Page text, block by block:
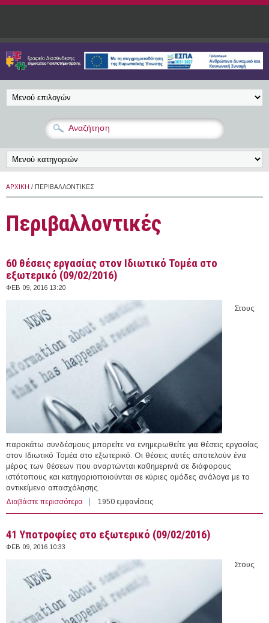
Παράκαμψη προς το κυρίως περιεχόμενο
ΑΡΧΙΚΉ / ΠΕΡΙΒΑΛΛΟΝΤΙΚΈΣ
Περιβαλλοντικές
60 θέσεις εργασίας στον Ιδιωτικό Τομέα στο
εξωτερικό (09/02/2016)
ΦΕΒ 09, 2016 13:20
Στους
παρακάτω συνδέσμους μπορείτε να ενημερωθείτε για θέσεις εργασίας
στον Ιδιωτικό Τομέα στο εξωτερικό. Οι θέσεις αυτές αποτελούν ένα
μέρος των θέσεων που αναρτώνται καθημερινά σε διάφορους
ιστότοπους και κατηγοριοποιούνται σε κύριες ομάδες ανάλογα με το
αντικείμενο απασχόλησης.
Διαβάστε περισσότερα για 60 θέσεις εργασίας στον Ιδιωτικό Τομέα στο
εξωτερικό (09/02/2016)
1950 εμφανίσεις
41 Υποτροφίες στο εξωτερικό (09/02/2016)
ΦΕΒ 09, 2016 10:33
Στους